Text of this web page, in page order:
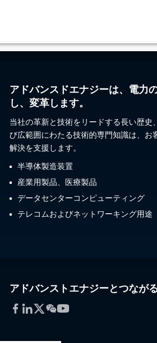
アドバンスドエナジーは、電力
し、変革します。
当社の革新と技術をリードする長い歴史
び広範囲にわたる技術的専門知識は、
解決を支援します。
半導体製造装置
産業用製品、医療製品
データセンターコンピューティング
テレコムおよびネットワーキング用途
アドバンストエナジーとつなが
Facebook
LinkedIn
Twitter
WeChat
YouTube